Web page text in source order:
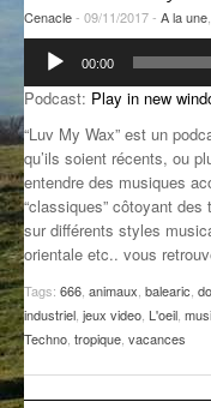
GROOVE N SUN
L’ASTUCE DE LA
LA FABRIK POÉTIK
LA MINUTE
MUSIQUE DES
NOS ANCIENS
PLUS DE MIX
Cenacle- 09/11/2017 - A la une
Lecteur
audio
00:00
Podcast: Play in new
“Luv My Wax” est un
qu’ils soient récents, ou
entendre des musiques
“classiques” côtoyant
sur différents styles
orientale etc.. vous
Tags: 666 animaux balearic
industriel jeux video L'oeil
Techno tropique vacances